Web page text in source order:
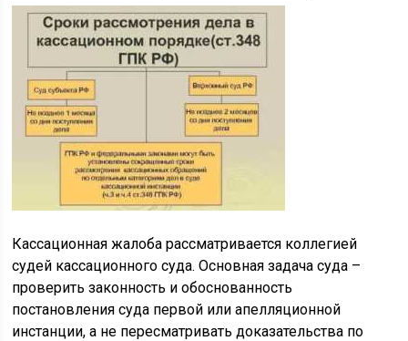
Кассационная жалоба рассматривается коллегией
судей кассационного суда. Основная задача суда –
проверить законность и обоснованность
постановления суда первой или апелляционной
инстанции, а не пересматривать доказательства по